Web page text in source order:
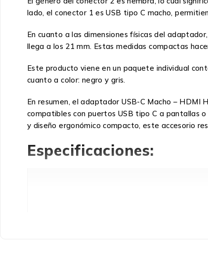
lado, el conector 1 es USB tipo C macho,
En cuanto a las dimensiones físicas del
llega a los 21 mm. Estas medidas compactas
Este producto viene en un paquete individual
cuanto a color: negro y gris.
En resumen, el adaptador USB-C Macho –
compatibles con puertos USB tipo C a pantallas
y diseño ergonómico compacto, este accesorio
Especificaciones: